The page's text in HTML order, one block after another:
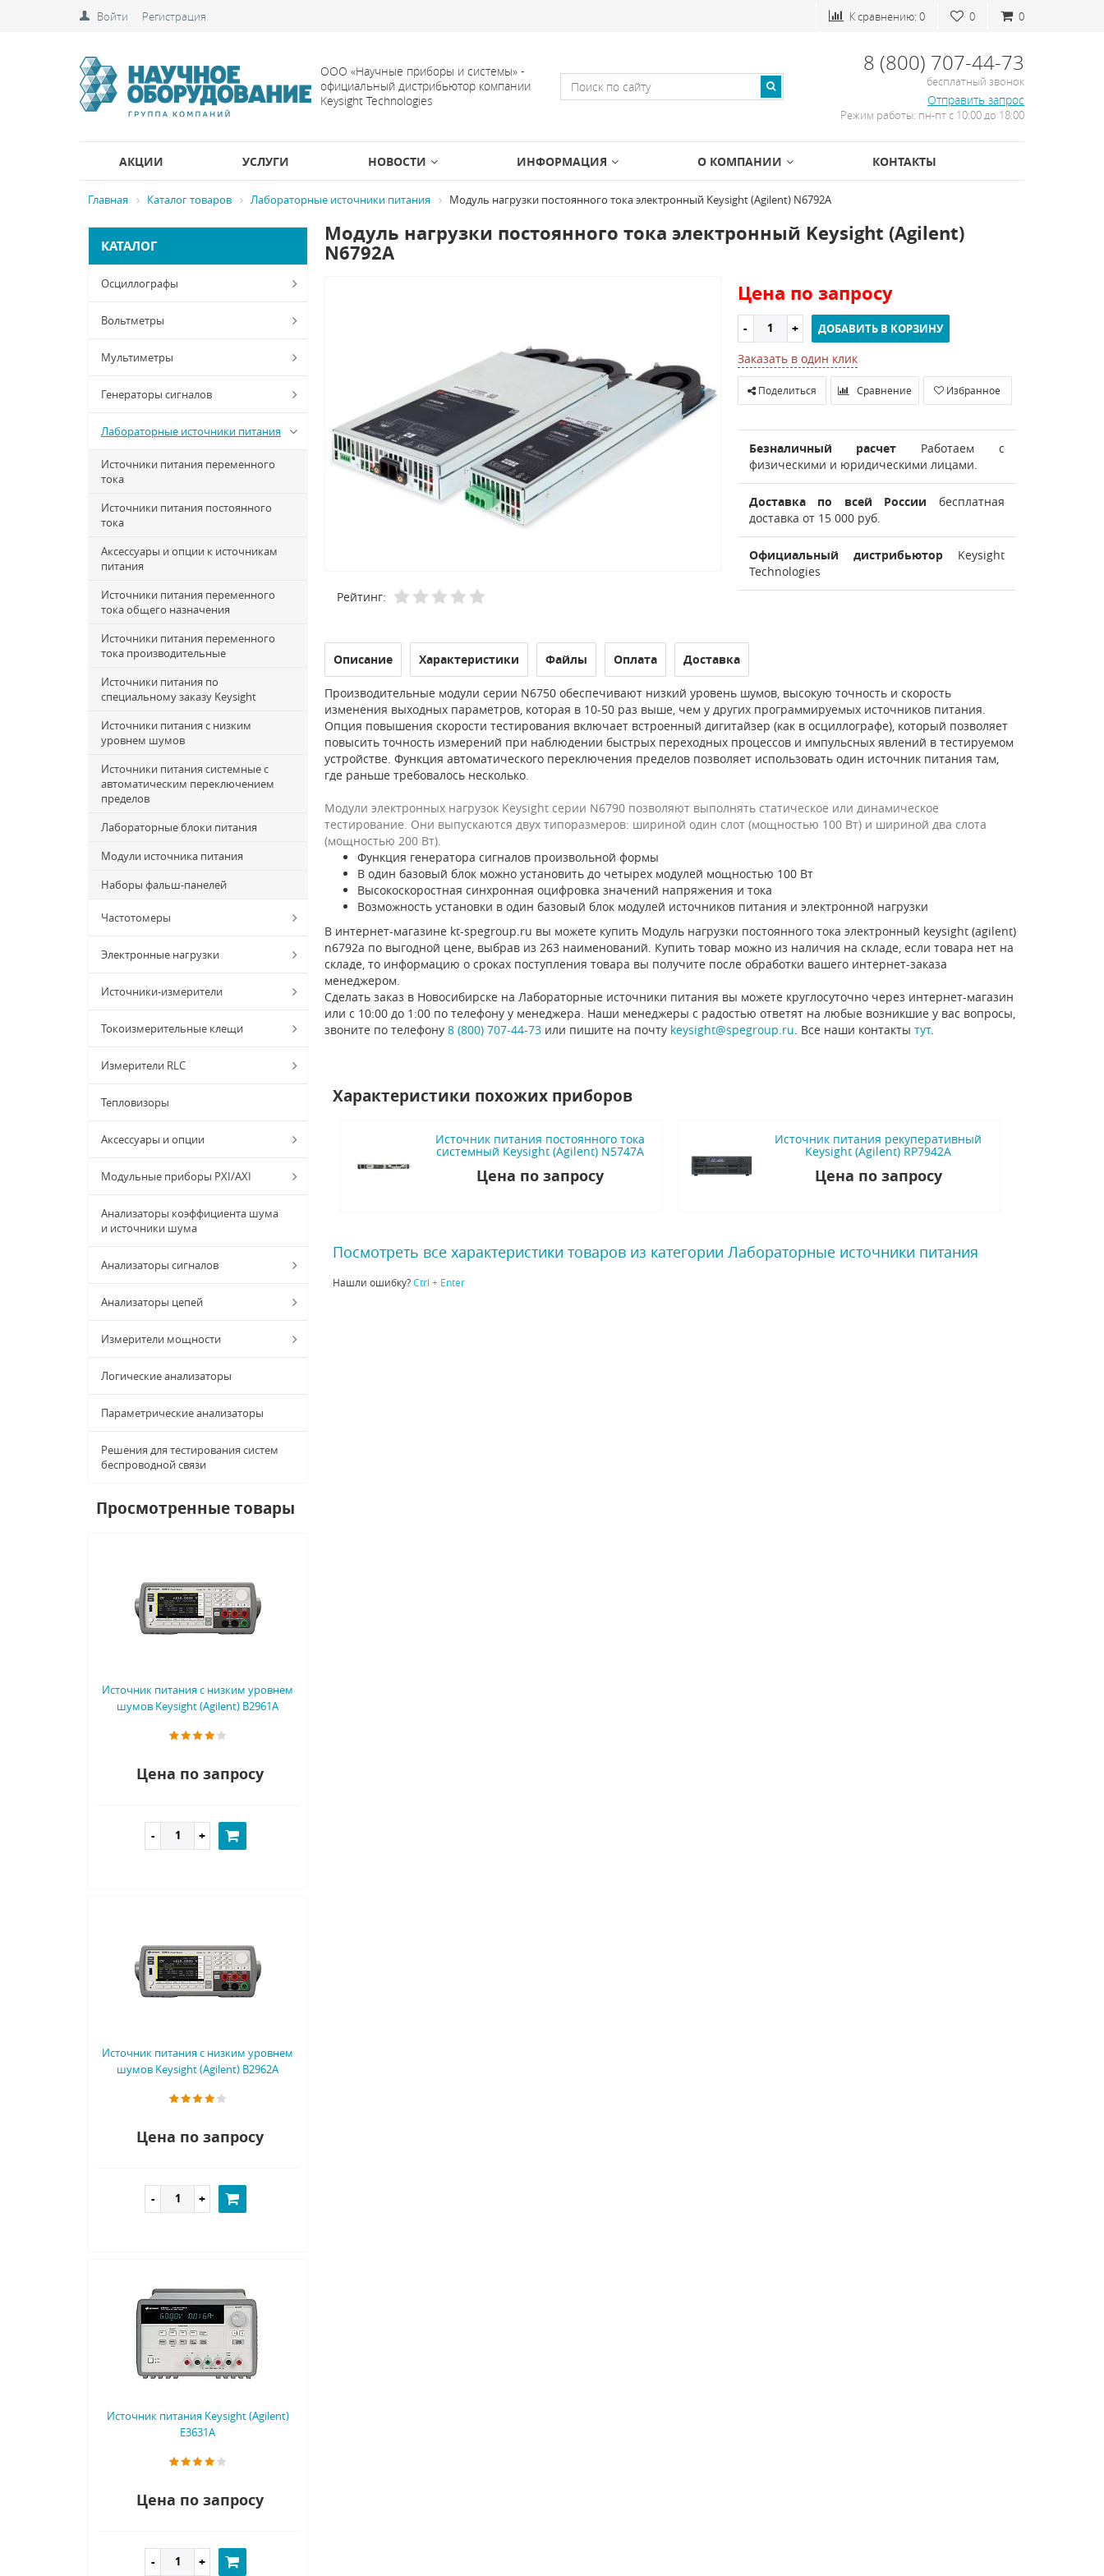
Войти Регистрация 0
0
К сравнению: 0
ООО «Научные приборы и системы» -
официальный дистрибьютор компании
Keysight Technologies
8 (800) 707-44-73
бесплатный звонок
Отправить запрос
Режим работы: пн-пт с 10:00 до 18:00
АКЦИИ УСЛУГИ НОВОСТИ ИНФОРМАЦИЯ О КОМПАНИИ КОНТАКТЫ
Главная Каталог товаров Лабораторные источники питания Модуль нагрузки постоянного тока электронный Keysight (Agilent) N6792A
КАТАЛОГ
Осциллографы
Вольтметры
Мультиметры
Генераторы сигналов
Лабораторные источники питания
Источники питания переменного
тока
Источники питания постоянного
тока
Аксессуары и опции к источникам
питания
Источники питания переменного
тока общего назначения
Источники питания переменного
тока производительные
Источники питания по
специальному заказу Keysight
Источники питания с низким
уровнем шумов
Источники питания системные с
автоматическим переключением
пределов
Лабораторные блоки питания
Модули источника питания
Наборы фальш-панелей
Частотомеры
Электронные нагрузки
Источники-измерители
Токоизмерительные клещи
Измерители RLC
Тепловизоры
Аксессуары и опции
Модульные приборы PXI/AXI
Анализаторы коэффициента шума
и источники шума
Анализаторы сигналов
Анализаторы цепей
Измерители мощности
Логические анализаторы
Параметрические анализаторы
Решения для тестирования систем
беспроводной связи
Просмотренные товары
Источник питания с низким уровнем
шумов Keysight (Agilent) B2961A
Цена по запросу
Источник питания с низким уровнем
шумов Keysight (Agilent) B2962A
Цена по запросу
Источник питания Keysight (Agilent)
E3631A
Цена по запросу
Модуль нагрузки постоянного тока электронный Keysight (Agilent)
N6792A
Рейтинг:
Цена по запросу
ДОБАВИТЬ В КОРЗИНУ
Заказать в один клик
Поделиться Сравнение Избранное
Безналичный расчет Работаем с
физическими и юридическими лицами.
Доставка по всей России бесплатная
доставка от 15 000 руб.
Официальный дистрибьюторKeysight
Technologies
Описание Характеристики Файлы Оплата Доставка
Производительные модули серии N6750 обеспечивают низкий уровень шумов, высокую точность и скорость
изменения выходных параметров, которая в 10-50 раз выше, чем у других программируемых источников питания.
Опция повышения скорости тестирования включает встроенный дигитайзер (как в осциллографе), который позволяет
повысить точность измерений при наблюдении быстрых переходных процессов и импульсных явлений в тестируемом
устройстве. Функция автоматического переключения пределов позволяет использовать один источник питания там,
где раньше требовалось несколько.
Модули электронных нагрузок Keysight серии N6790 позволяют выполнять статическое или динамическое
тестирование. Они выпускаются двух типоразмеров: шириной один слот (мощностью 100 Вт) и шириной два слота
(мощностью 200 Вт).
Функция генератора сигналов произвольной формы
В один базовый блок можно установить до четырех модулей мощностью 100 Вт
Высокоскоростная синхронная оцифровка значений напряжения и тока
Возможность установки в один базовый блок модулей источников питания и электронной нагрузки
В интернет-магазине kt-spegroup.ru вы можете купить Модуль нагрузки постоянного тока электронный keysight (agilent)
n6792a по выгодной цене, выбрав из 263 наименований. Купить товар можно из наличия на складе, если товара нет на
складе, то информацию о сроках поступления товара вы получите после обработки вашего интернет-заказа
менеджером.
Сделать заказ в Новосибирске на Лабораторные источники питания вы можете круглосуточно через интернет-магазин
или с 10:00 до 1:00 по телефону у менеджера. Наши менеджеры с радостью ответят на любые возникшие у вас вопросы,
звоните по телефону 8 (800) 707-44-73или пишите на почту keysight@spegroup.ru . Все наши контакты тут.
Характеристики похожих приборов
Источник питания постоянного тока
системный Keysight (Agilent) N5747A
Цена по запросу
Источник питания рекуперативный
Keysight (Agilent) RP7942A
Цена по запросу
Посмотреть все характеристики товаров из категории Лабораторные источники питания
Нашли ошибку?Ctrl + Enter